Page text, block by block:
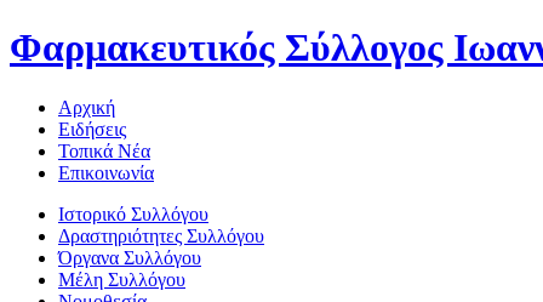
Φαρμακευτικός Σύλλογος
Αρχική
Ειδήσεις
Τοπικά Νέα
Επικοινωνία
Ιστορικό Συλλόγου
Δραστηριότητες Συλλόγου
Όργανα Συλλόγου
Μέλη Συλλόγου